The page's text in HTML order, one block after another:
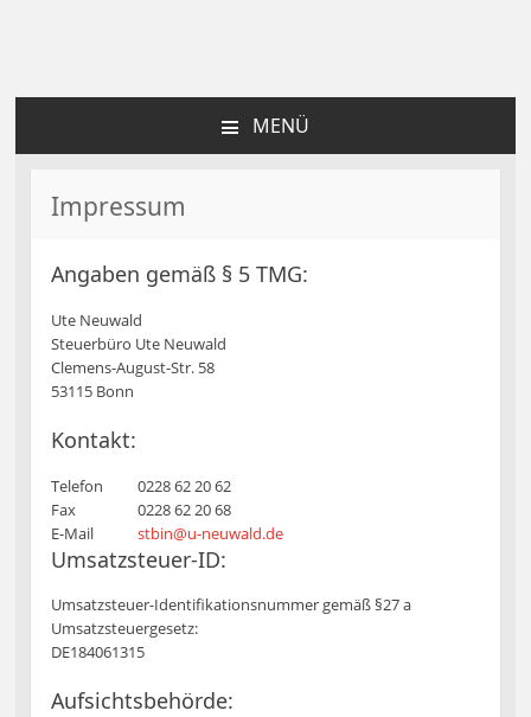
Ute Neuwald |
Steuerberaterin
MENÜ
SPRINGEN
Impressum
Angaben gemäß § 5 TMG:
Ute Neuwald
Steuerbüro Ute Neuwald
Clemens-August-Str. 58
53115 Bonn
Kontakt:
Telefon
0228 62 20 62
Fax
0228 62 20 68
E-Mail
stbin@u-neuwald.de
Umsatzsteuer-ID:
Umsatzsteuer-Identifikationsnummer gemäß §27 a
Umsatzsteuergesetz:
DE184061315
Aufsichtsbehörde: